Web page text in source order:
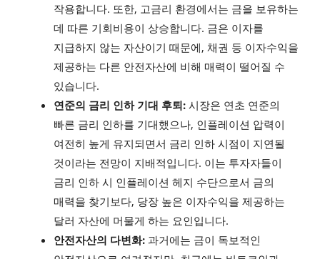
작용합니다. 또한, 고금리 환경에서는 금을 보유하는
데 따른 기회비용이 상승합니다. 금은 이자를
지급하지 않는 자산이기 때문에, 채권 등 이자수익을
제공하는 다른 안전자산에 비해 매력이 떨어질 수
있습니다.
연준의 금리 인하 기대 후퇴: 시장은 연초 연준의
빠른 금리 인하를 기대했으나, 인플레이션 압력이
여전히 높게 유지되면서 금리 인하 시점이 지연될
것이라는 전망이 지배적입니다. 이는 투자자들이
금리 인하 시 인플레이션 헤지 수단으로서 금의
매력을 찾기보다, 당장 높은 이자수익을 제공하는
달러 자산에 머물게 하는 요인입니다.
안전자산의 다변화: 과거에는 금이 독보적인